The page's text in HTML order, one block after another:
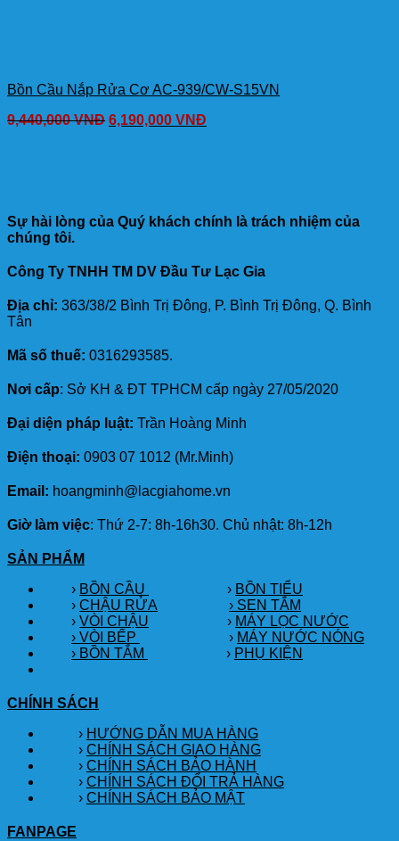
Bồn Cầu Nắp Rửa Cơ AC-939/CW-S15VN
9,440,000VNĐ 6,190,000 VNĐ
Sự hài lòng của Quý khách chính là trách nhiệm của
chúng tôi.
Công Ty TNHH TM DV Đầu Tư Lạc Gia
Địa chỉ: 363/38/2 Bình Trị Đông, P. Bình Trị Đông, Q. Bình
Tân
Mã số thuế: 0316293585.
Nơi cấp: Sở KH & ĐT TPHCM cấp ngày 27/05/2020
Đại diện pháp luật: Trần Hoàng Minh
Điện thoại: 0903 07 1012 (Mr.Minh)
Email: hoangminh@lacgiahome.vn
Giờ làm việc: Thứ 2-7: 8h-16h30. Chủ nhật: 8h-12h
SẢN PHẨM
› BỒN CẦU › BỒN TIỂU
› CHẬU RỬA
› SEN TẮM
› VÒI CHẬU › MÁY LỌC NƯỚC
› VÒI BẾP
› MÁY NƯỚC NÓNG
› BỒN TẮM
› PHỤ KIỆN
CHÍNH SÁCH
› HƯỚNG DẪN MUA HÀNG
› CHÍNH SÁCH GIAO HÀNG
› CHÍNH SÁCH BẢO HÀNH
› CHÍNH SÁCH ĐỔI TRẢ HÀNG
› CHÍNH SÁCH BẢO MẬT
FANPAGE